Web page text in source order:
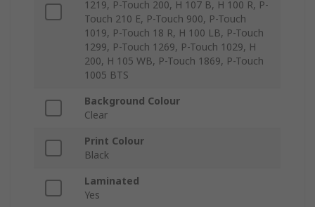
1219, P-Touch 200, H 107 B, H 100 R, P-
Touch 210 E, P-Touch 900, P-Touch
1019, P-Touch 18 R, H 100 LB, P-Touch
1299, P-Touch 1269, P-Touch 1029, H
200, H 105 WB, P-Touch 1869, P-Touch
1005 BTS
Background Colour
Clear
Print Colour
Black
Laminated
Yes